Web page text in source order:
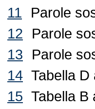
11
Parole
12
Parole
13
Parole
14 Tabella
15 Tabella B